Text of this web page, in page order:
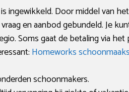
ingewikkeld. Door middel van
en aanbod gebundeld. Je
Soms gaat de betaling via
Homeworks
schoonmakers.